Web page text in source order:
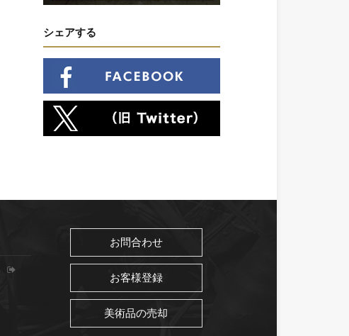
シェアする
お問合わせ
お客様登録
美術品の売却